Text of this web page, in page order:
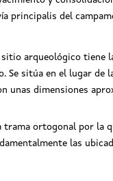
principalis del
arqueológico tiene
Se sitúa en el lugar
unas dimensiones
ortogonal por la
las